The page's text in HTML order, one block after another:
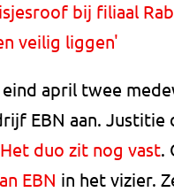
bij filiaal
veilig liggen'
april twee
EBN aan.
Het duo zit nog vast.
EBN in het vizier.